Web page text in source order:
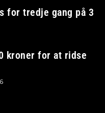
for tredje gang på 3
kroner for at ridse